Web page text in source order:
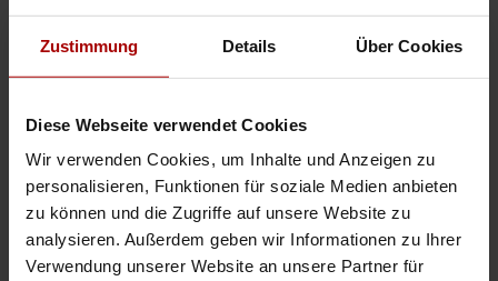
Zustimmung Details Über Cookies
Diese Webseite verwendet Cookies
Wir verwenden Cookies, um Inhalte und Anzeigen zu
personalisieren, Funktionen für soziale Medien anbieten
zu können und die Zugriffe auf unsere Website zu
analysieren. Außerdem geben wir Informationen zu Ihrer
Verwendung unserer Website an unsere Partner für
Auftragswert: 70.000,00 EUR
Zur Erweiterung unseres Vertriebsnetzwerks suchen wir motivierte
etablierten Branchenverzeichnisses. **Ihre Aufgaben:** - Ident ..
Premium-Auftragin 32051, Herford 31.07.2026
Weitere Premium-Aufträge